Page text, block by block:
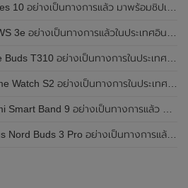
อย่างเป็นทางการแล้ว มาพร้อมชิปเซ็ตรุ่น S10
มระบบตัดเสียงรบกวน ANC ที่ 30dB , ป้องกันฝุ่นและกันน้ำที่ระดับ IP54 , แบตเตอรี่สามารถใช้งานนานสูงสุด 36 ชั่วโมง
มระบบตัดเสียงรบกวน ANC สูงสุด 46dB , เสียงรอบทิศทาง 360 องศา , แบตเตอรี่สามารถใช้งานได้นานสูงสุด 40 ชั่วโมง
, หน้าจอแสดงผล AMOLED ขนาด 1.43 นิ้ว , แบตเตอรี่ขนาดใหญ่ใช้งานได้นาน 20 วัน และรองรับคำสั่งเสียง Super AI Engine ที่ขับเคลื่อนโดย ChatGPT
หน้าจอ AMOLED ขนาด 1.62 นิ้ว , ตัวเรือนเป็นโลหะ และแบตเตอรี่สุดอึดสามารถใช้งานได้นานถึง 21 วัน
ระบบตัดเสียงรบกวน (ANC) สามารถลดเสียงรบกวนได้ 49dB และแบตเตอรี่สุดอึดใช้งานได้นานสูงสุดถึง 44 ชั่วโมง